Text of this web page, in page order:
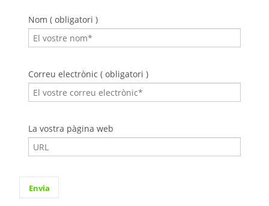
Nom ( obligatori )
Correu electrònic ( obligatori )
La vostra pàgina web